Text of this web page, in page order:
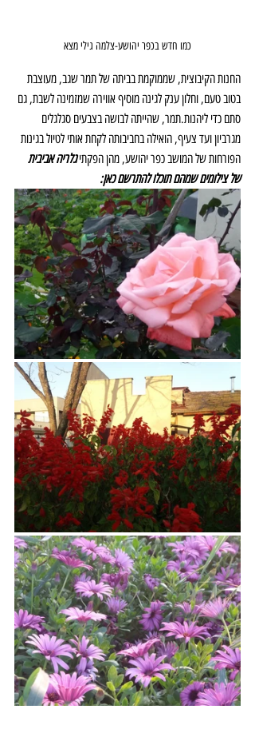
כמו חדש בכפר יהושע-צלמה גילי מצא
החנות הקיבוצית, שממוקמת בביתה של תמר שגב, מעוצבת
בטוב טעם, וחלון ענק לגינה מוסיף אווירה שמזמינה לשבת, גם
סתם כדי ליהנות.תמר, שהייתה לבושה בצבעים סגלגלים
מגרביון ועד צעיף, הואילה בחביבותה לקחת אותי לטיול בגינות
הפורחות של המושב כפר יהושע, מהן הפקתי גלריה אביבית
של צילומים שמהם תוכלו להתרשם כאן: